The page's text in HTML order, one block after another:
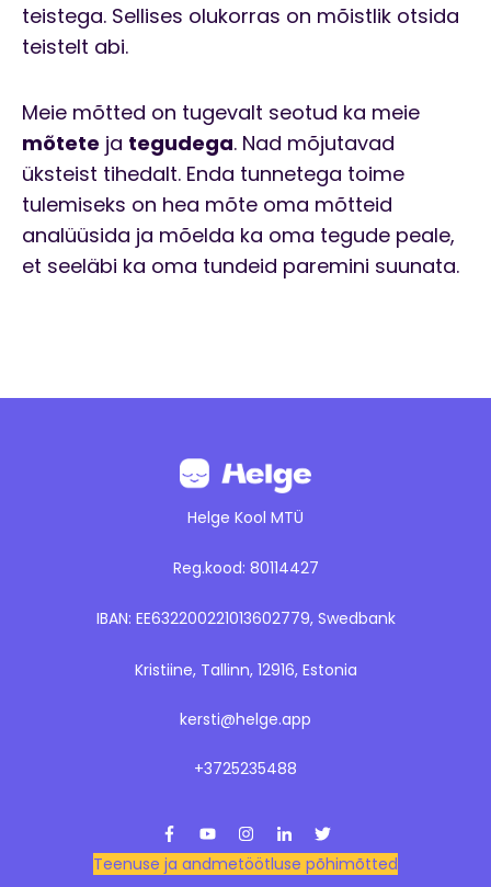
teistega. Sellises olukorras on mõistlik otsida
teistelt abi.
Meie mõtted on tugevalt seotud ka meie
mõtete ja tegudega. Nad mõjutavad
üksteist tihedalt. Enda tunnetega toime
tulemiseks on hea mõte oma mõtteid
analüüsida ja mõelda ka oma tegude peale,
et seeläbi ka oma tundeid paremini suunata.
Helge Kool MTÜ
Reg.kood: 80114427
IBAN: EE632200221013602779, Swedbank
Kristiine, Tallinn, 12916, Estonia
kersti@helge.app
+3725235488
Teenuse ja andmetöötluse põhimõtted